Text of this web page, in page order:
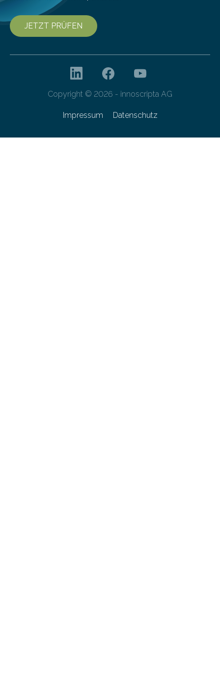
JETZT PRÜFEN
Copyright © 2026 - innoscripta AG
Impressum Datenschutz